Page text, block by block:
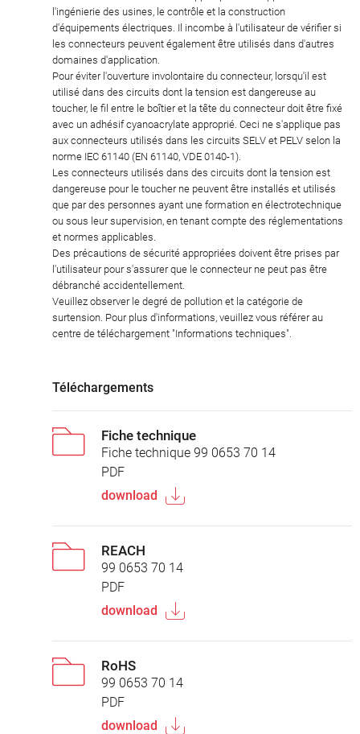
l'ingénierie des usines, le contrôle et la construction
d'équipements électriques. Il incombe à l'utilisateur de vérifier si
les connecteurs peuvent également être utilisés dans d'autres
domaines d'application.
Pour éviter l'ouverture involontaire du connecteur, lorsqu'il est
utilisé dans des circuits dont la tension est dangereuse au
toucher, le fil entre le boîtier et la tête du connecteur doit être fixé
avec un adhésif cyanoacrylate approprié. Ceci ne s'applique pas
aux connecteurs utilisés dans les circuits SELV et PELV selon la
norme IEC 61140 (EN 61140, VDE 0140-1).
Les connecteurs utilisés dans des circuits dont la tension est
dangereuse pour le toucher ne peuvent être installés et utilisés
que par des personnes ayant une formation en électrotechnique
ou sous leur supervision, en tenant compte des réglementations
et normes applicables.
Des précautions de sécurité appropriées doivent être prises par
l'utilisateur pour s'assurer que le connecteur ne peut pas être
débranché accidentellement.
Veuillez observer le degré de pollution et la catégorie de
surtension. Pour plus d'informations, veuillez vous référer au
centre de téléchargement "Informations techniques".
Téléchargements
Fiche technique
Fiche technique 99 0653 70 14
PDF
download
REACH
99 0653 70 14
PDF
download
RoHS
99 0653 70 14
PDF
download